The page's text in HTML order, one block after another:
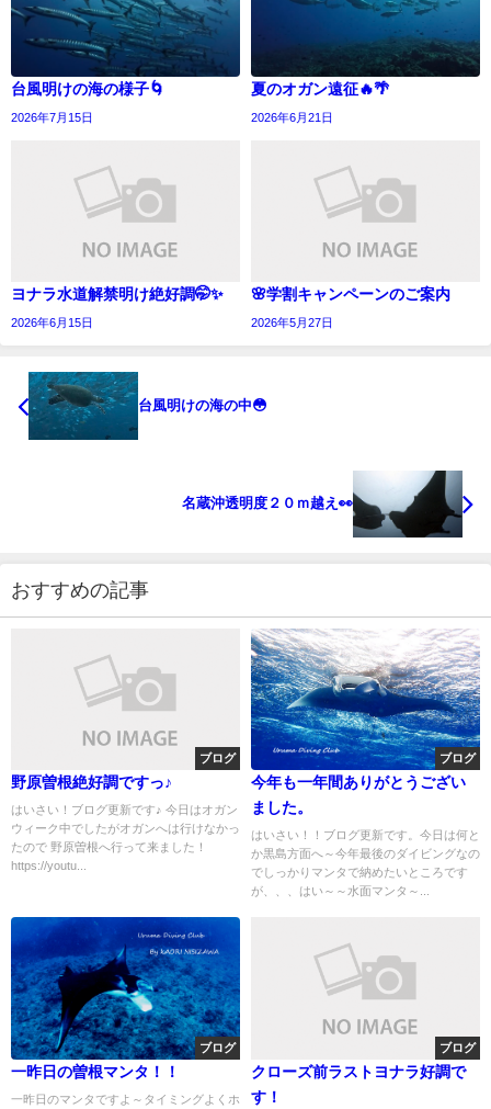
台風明けの海の様子🌀
2026年7月15日
夏のオガン遠征🔥🌴
2026年6月21日
ヨナラ水道解禁明け絶好調🤭✨
2026年6月15日
🌸学割キャンペーンのご案内
2026年5月27日
台風明けの海の中😳
名蔵沖透明度２０ｍ越え👀
おすすめの記事
ブログ
野原曽根絶好調ですっ♪
はいさい！ブログ更新です♪ 今日はオガン
ウィーク中でしたがオガンへは行けなかっ
たので 野原曽根へ行って来ました！
https://youtu...
ブログ
今年も一年間ありがとうござい
ました。
はいさい！！ブログ更新です。今日は何と
か黒島方面へ～今年最後のダイビングなの
でしっかりマンタで納めたいところです
が、、、はい～～水面マンタ～...
ブログ
一昨日の曽根マンタ！！
一昨日のマンタですよ～タイミングよくホ
ブログ
クローズ前ラストヨナラ好調で
す！